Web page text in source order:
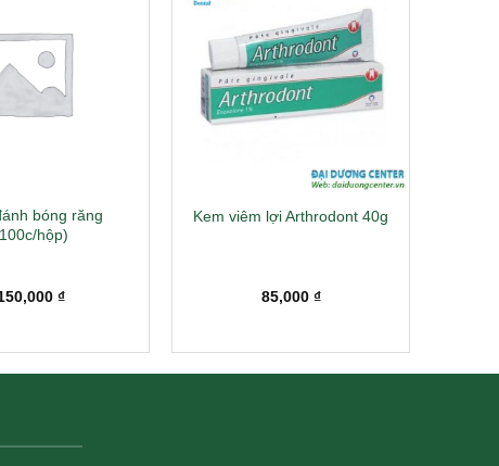
bóng răng
hộp)
₫
Kem viêm lợi Arthrodont 40g
85,000 ₫